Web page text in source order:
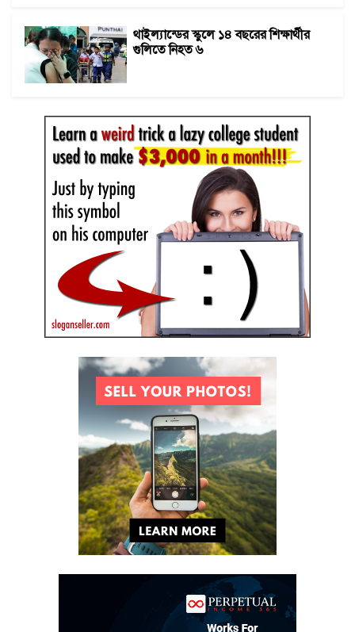
থাইল্যান্ডের স্কুলে ১৪ বছরের শিক্ষার্থীর
গুলিতে নিহত ৬